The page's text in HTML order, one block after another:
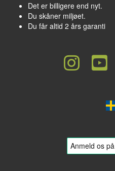
Det er billigere end nyt.
Du skåner miljøet.
Du får altid 2 års garanti